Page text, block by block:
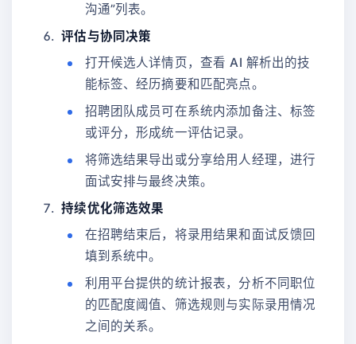
沟通”列表。
评估与协同决策
打开候选人详情页，查看 AI 解析出的技
能标签、经历摘要和匹配亮点。
招聘团队成员可在系统内添加备注、标签
或评分，形成统一评估记录。
将筛选结果导出或分享给用人经理，进行
面试安排与最终决策。
持续优化筛选效果
在招聘结束后，将录用结果和面试反馈回
填到系统中。
利用平台提供的统计报表，分析不同职位
的匹配度阈值、筛选规则与实际录用情况
之间的关系。